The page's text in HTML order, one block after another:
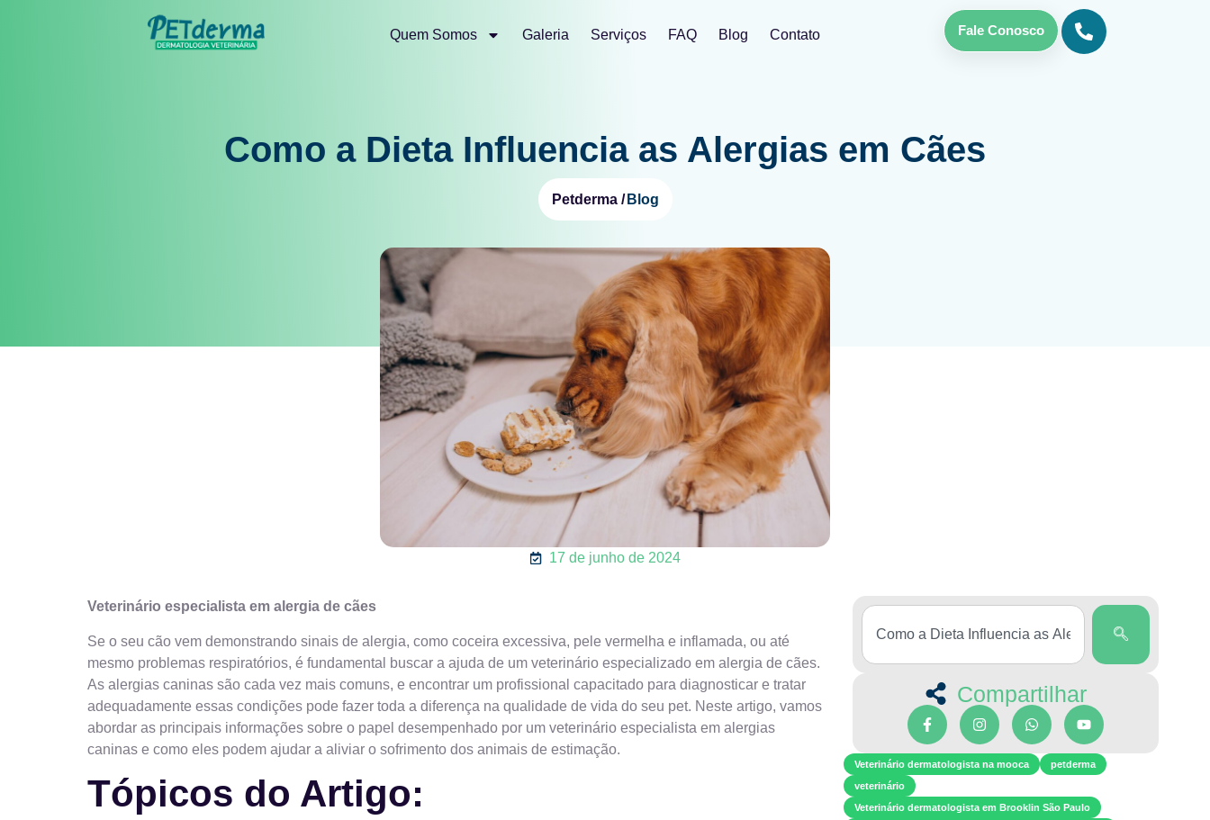
Quem Somos Galeria Serviços FAQ Blog Contato Fale Conosco
Como a Dieta Influencia as Alergias em Cães
Petderma / Blog
17 de junho de 2024
Veterinário especialista em alergia de cães
Se o seu cão vem demonstrando sinais de alergia, como coceira excessiva, pele vermelha e inflamada, ou até
mesmo problemas respiratórios, é fundamental buscar a ajuda de um veterinário especializado em alergia de cães.
As alergias caninas são cada vez mais comuns, e encontrar um profissional capacitado para diagnosticar e tratar
adequadamente essas condições pode fazer toda a diferença na qualidade de vida do seu pet. Neste artigo, vamos
abordar as principais informações sobre o papel desempenhado por um veterinário especialista em alergias
caninas e como eles podem ajudar a aliviar o sofrimento dos animais de estimação.
Tópicos do Artigo:
Compartilhar
Veterinário dermatologista na mooca
petderma
veterinário
Veterinário dermatologista em Brooklin São Paulo